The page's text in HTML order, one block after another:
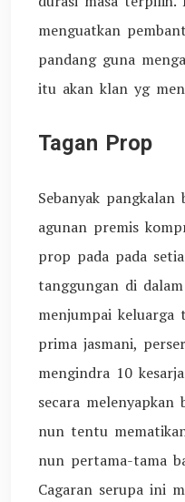
menguatkan
pandang guna
itu akan klan yg
Tagan Prop
Sebanyak
agunan premis
prop pada pada
tanggungan di
menjumpai
prima jasmani,
mengindra 10
secara
nun tentu
nun pertama-tama
Cagaran serupa ini